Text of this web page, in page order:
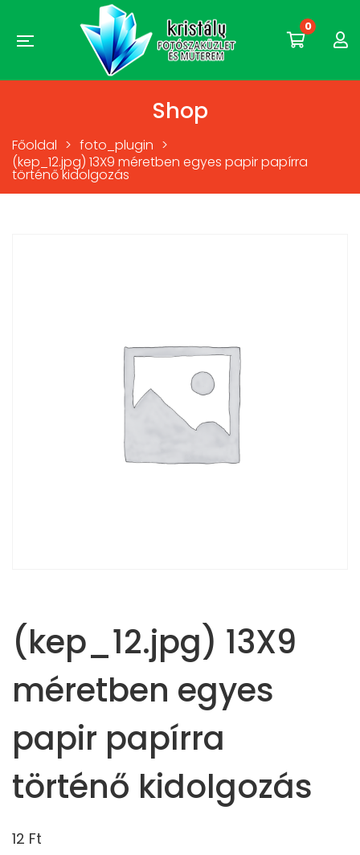
0
Shop
Főoldal > foto_plugin >
(kep_12.jpg) 13X9 méretben egyes papir papírra
történő kidolgozás
(kep_12.jpg) 13X9
méretben egyes
papir papírra
történő kidolgozás
12 Ft